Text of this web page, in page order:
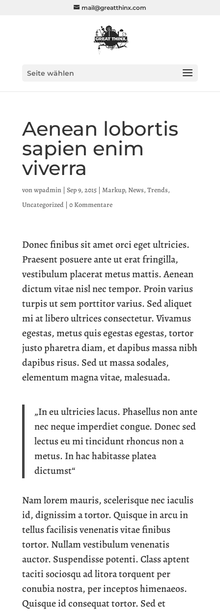
mail@greatthinx.com
Seite wählen
Aenean lobortis
sapien enim
viverra
vonwpadmin| Sep 9, 2015| Markup, News, Trends,
Uncategorized| 0 Kommentare
Donec finibus sit amet orci eget ultricies.
Praesent posuere ante ut erat fringilla,
vestibulum placerat metus mattis. Aenean
dictum vitae nisl nec tempor. Proin varius
turpis ut sem porttitor varius. Sed aliquet
mi at libero ultrices consectetur. Vivamus
egestas, metus quis egestas egestas, tortor
justo pharetra diam, et dapibus massa nibh
dapibus risus. Sed ut massa sodales,
elementum magna vitae, malesuada.
„In eu ultricies lacus. Phasellus non ante
nec neque imperdiet congue. Donec sed
lectus eu mi tincidunt rhoncus non a
metus. In hac habitasse platea
dictumst“
Nam lorem mauris, scelerisque nec iaculis
id, dignissim a tortor. Quisque in arcu in
tellus facilisis venenatis vitae finibus
tortor. Nullam vestibulum venenatis
auctor. Suspendisse potenti. Class aptent
taciti sociosqu ad litora torquent per
conubia nostra, per inceptos himenaeos.
Quisque id consequat tortor. Sed et